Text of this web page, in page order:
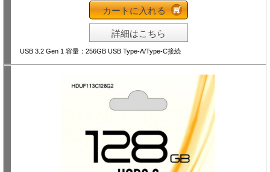
カートに入れる
詳細はこちら
USB 3.2 Gen 1 容量：256GB USB Type-A/Type-C接続